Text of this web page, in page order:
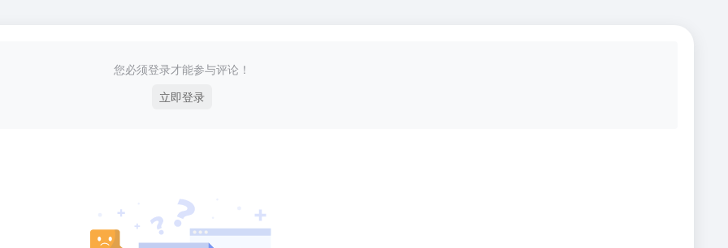
您必须登录才能参与评论！
立即登录